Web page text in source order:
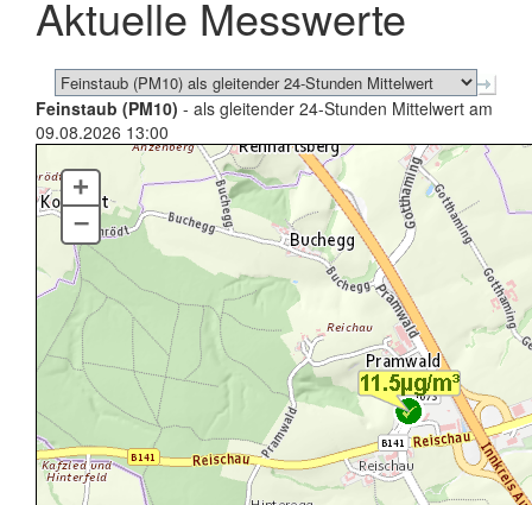
schließen
Aktuelle Messwerte
Feinstaub (PM10) - als gleitender 24-Stunden Mittelwert am
09.08.2026 13:00
+
–